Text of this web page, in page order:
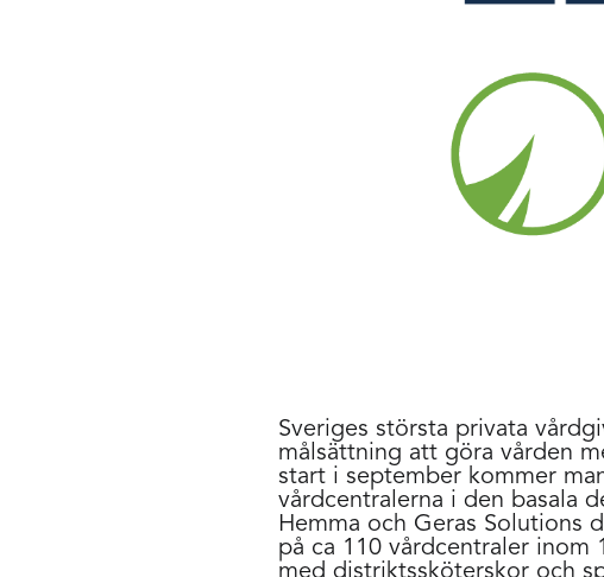
Sveriges största privata
målsättning att göra vården
start i september kommer
vårdcentralerna i den basala
Hemma och Geras Solutions
på ca 110 vårdcentraler